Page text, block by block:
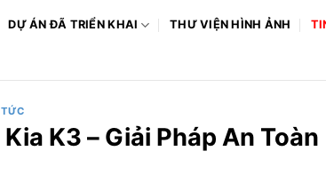
DỰ ÁN ĐÃ TRIỂN KHAI THƯ VIỆN HÌNH ẢNH
K3 – Giải Pháp An Toàn